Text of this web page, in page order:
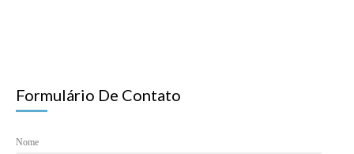
Formulário De Contato
Nome